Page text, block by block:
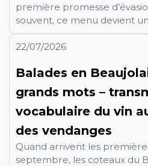
première promesse
souvent, ce menu devient
22/07/2026
Balades en
grands mots –
vocabulaire du vin
des vendanges
Quand arrivent les
septembre, les coteaux du